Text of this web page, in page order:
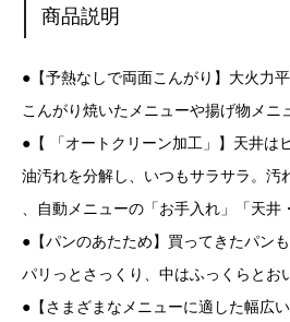
商品説明
●【予熱なしで両面こんがり】大火力
こんがり焼いたメニューや揚げ物メニ
●【 「オートクリーン加工」】天井は
油汚れを分解し、いつもサラサラ。汚
、自動メニューの「お手入れ」「天井
●【パンのあたため】買ってきたパン
パリっとさっくり、中はふっくらとお
●【さまざまなメニューに適した幅広い